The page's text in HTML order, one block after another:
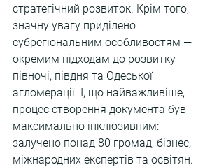
стратегічний розвиток. Крім того,
значну увагу приділено
субрегіональним особливостям —
окремим підходам до розвитку
півночі, півдня та Одеської
агломерації. І, що найважливіше,
процес створення документа був
максимально інклюзивним:
залучено понад 80 громад, бізнес,
міжнародних експертів та освітян.